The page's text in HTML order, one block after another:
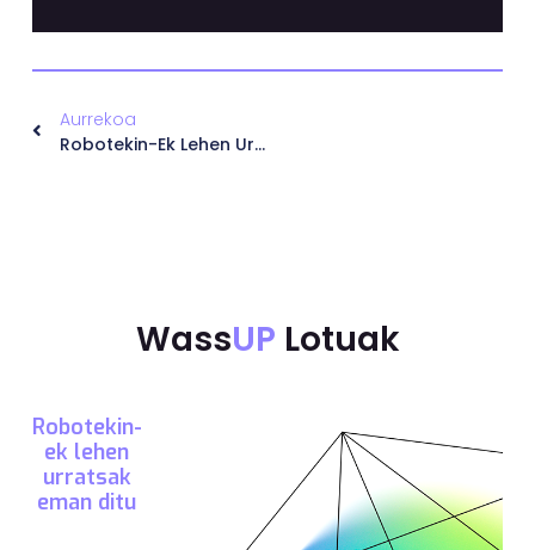
Aurrekoa
Robotekin-Ek Lehen Urratsak Eman Ditu
WassUP Lotuak
Robotekin-
ek lehen
urratsak
eman ditu